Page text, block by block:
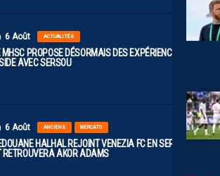
6 Août ACTUALITÉS
MHSC PROPOSE DÉSORMAIS DES EXPÉRIENCES
AVEC SERSOU
6 Août ANCIENS MERCATO
HALHAL REJOINT VENEZIA FC EN SERIE A
RETROUVERA AKOR ADAMS